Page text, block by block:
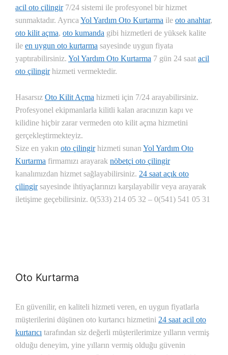
acil oto çilingir7/24 sistemi ile profesyonel bir hizmet
sunmaktadır. Ayrıca Yol Yardım Oto Kurtarma ile oto anahtar,
oto kilit açma, oto kumanda gibi hizmetleri de yüksek kalite
ile en uygun oto kurtarma sayesinde uygun fiyata
yaptırabilirsiniz. Yol Yardım Oto Kurtarma 7 gün 24 saat acil
oto çilingirhizmeti vermektedir.
Hasarsız Oto Kilit Açma hizmeti için 7/24 arayabilirsiniz.
Profesyonel ekipmanlarla kilitli kalan aracınızın kapı ve
kilidine hiçbir zarar vermeden oto kilit açma hizmetini
gerçekleştirmekteyiz.
Size en yakın oto çilingirhizmeti sunan Yol Yardım Oto
Kurtarma firmamızı arayarak nöbetçi oto çilingir
kanalımızdan hizmet sağlayabilirsiniz. 24 saat açık oto
çilingirsayesinde ihtiyaçlarınızı karşılayabilir veya arayarak
iletişime geçebilirsiniz. 0(533) 214 05 32 – 0(541) 541 05 31
Oto Kurtarma
En güvenilir, en kaliteli hizmeti veren, en uygun fiyatlarla
müşterilerini düşünen oto kurtarıcı hizmetini 24 saat acil oto
kurtarıcı tarafından siz değerli müşterilerimize yılların vermiş
olduğu deneyim, yine yılların vermiş olduğu güvenin